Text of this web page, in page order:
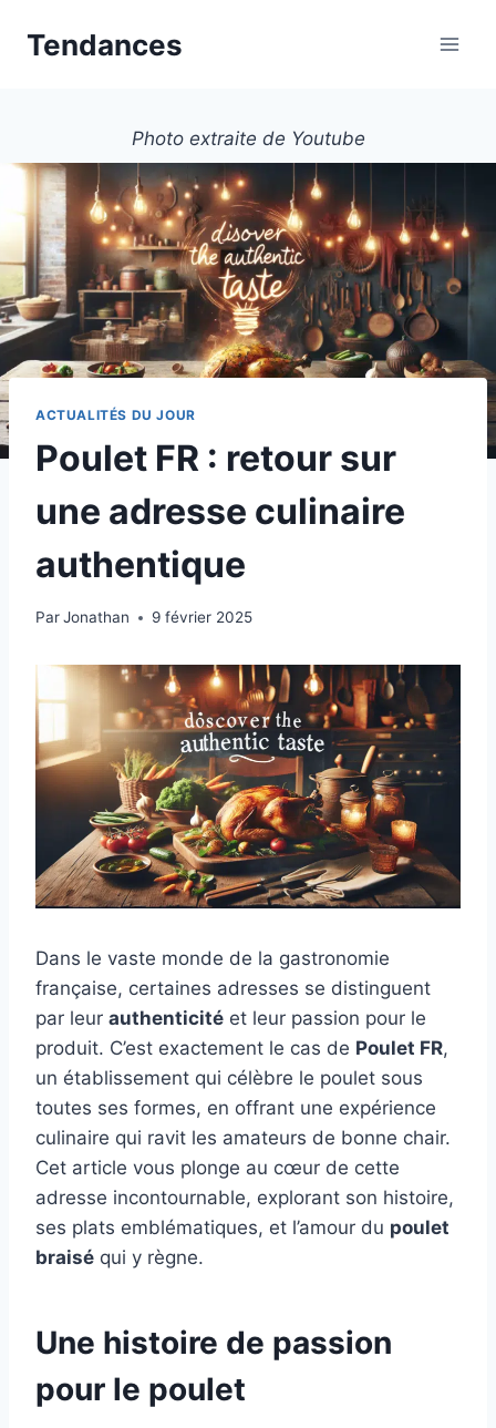
Tendances
Photo extraite de Youtube
ACTUALITÉS DU JOUR
Poulet FR : retour sur
une adresse culinaire
authentique
ParJonathan 9 février 2025
Dans le vaste monde de la gastronomie
française, certaines adresses se distinguent
par leur authenticité et leur passion pour le
produit. C’est exactement le cas de Poulet FR,
un établissement qui célèbre le poulet sous
toutes ses formes, en offrant une expérience
culinaire qui ravit les amateurs de bonne chair.
Cet article vous plonge au cœur de cette
adresse incontournable, explorant son histoire,
ses plats emblématiques, et l’amour du poulet
braisé qui y règne.
Une histoire de passion
pour le poulet